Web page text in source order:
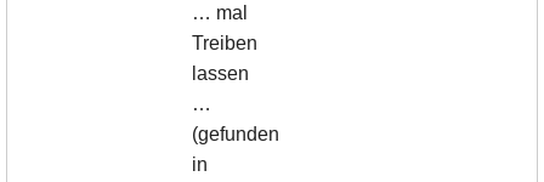
… mal
Treiben
lassen
…
(gefunden
in